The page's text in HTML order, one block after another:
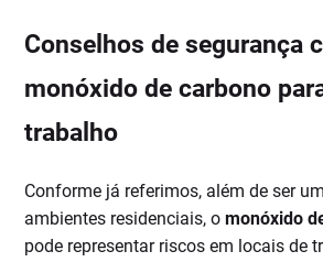
Conselhos de segurança
monóxido de carbono
trabalho
Conforme já referimos, além de ser
ambientes residenciais, omonóxido
pode representar riscos em locais de